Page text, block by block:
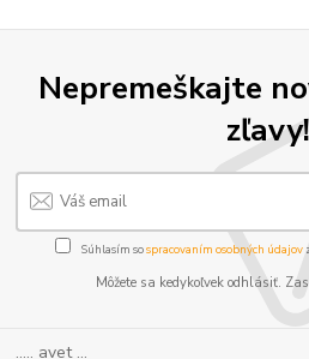
Nepremeškajte
zľavy!
Súhlasím sospracovaním osobných údajov
Môžete sa kedykoľvek odhlásiť.
..... avet ...